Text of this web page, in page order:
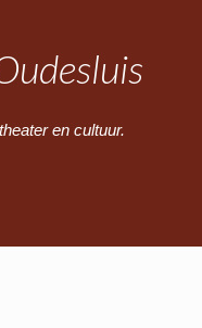
en cultuur.